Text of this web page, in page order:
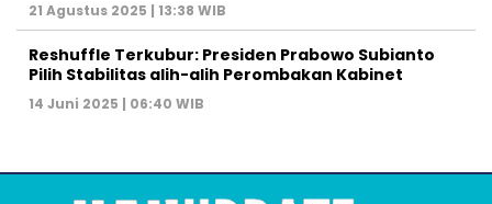
21 Agustus 2025 | 13:38 WIB
Reshuffle Terkubur: Presiden Prabowo Subianto
Pilih Stabilitas alih-alih Perombakan Kabinet
14 Juni 2025 | 06:40 WIB